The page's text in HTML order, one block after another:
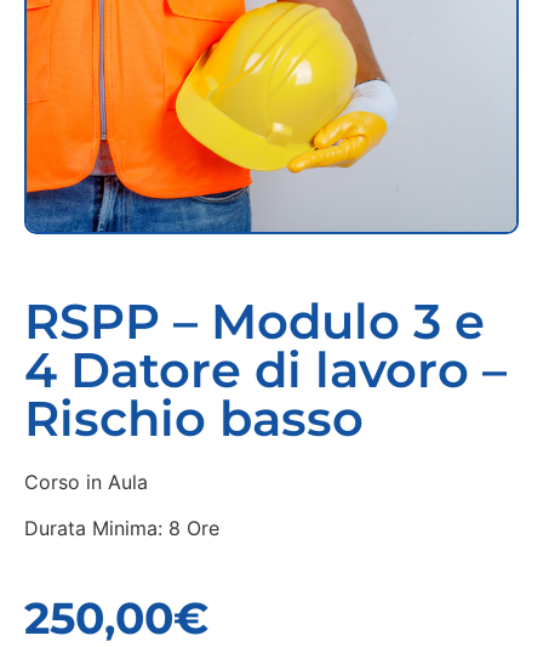
RSPP – Modulo 3 e
4 Datore di lavoro –
Rischio basso
Corso in Aula
Durata Minima: 8 Ore
250,00€